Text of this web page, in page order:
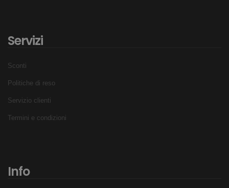
Servizi
Sconti
Politiche di reso
Servizio clienti
Termini e condizioni
Info